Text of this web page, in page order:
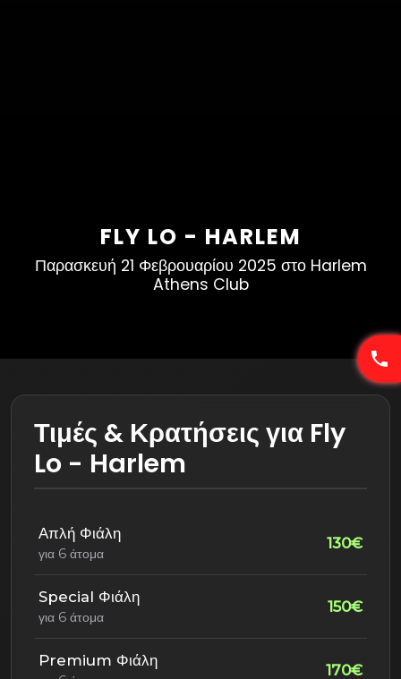
FLY LO - HARLEM
Παρασκευή 21 Φεβρουαρίου 2025 στο Harlem
Athens Club
Τιμές & Κρατήσεις για Fly
Lo - Harlem
Απλή Φιάλη
για 6 άτομα
130€
Special Φιάλη
για 6 άτομα
150€
Premium Φιάλη
170€